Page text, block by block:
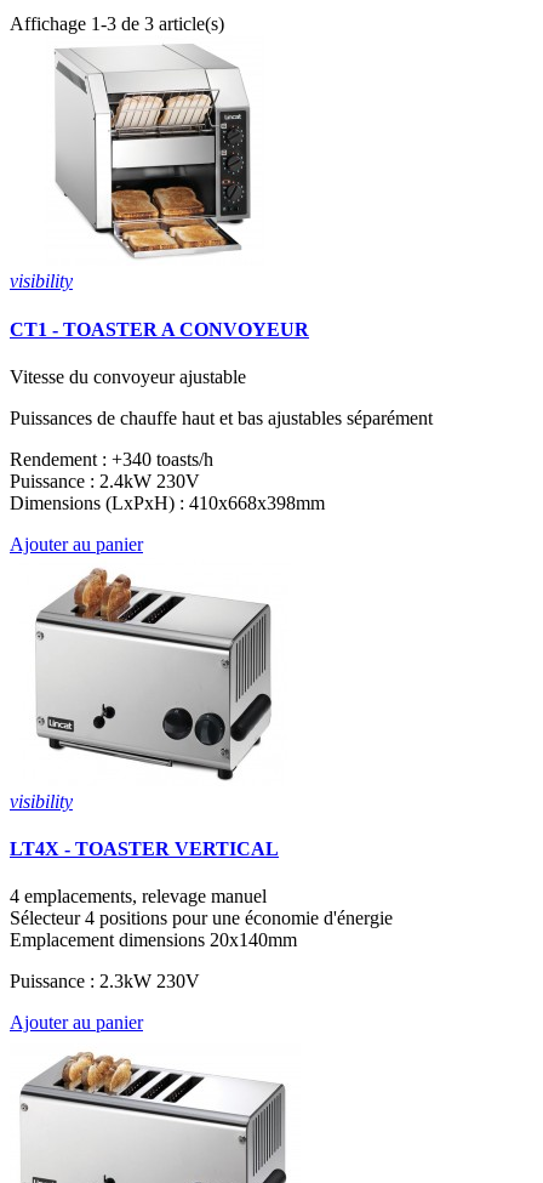
Affichage 1-3 de 3 article(s)
visibility
CT1 - TOASTER A CONVOYEUR
Vitesse du convoyeur ajustable
Puissances de chauffe haut et bas ajustables séparément
Rendement : +340 toasts/h
Puissance : 2.4kW 230V
Dimensions (LxPxH) : 410x668x398mm
Ajouter au panier
visibility
LT4X - TOASTER VERTICAL
4 emplacements, relevage manuel
Sélecteur 4 positions pour une économie d'énergie
Emplacement dimensions 20x140mm
Puissance : 2.3kW 230V
Ajouter au panier